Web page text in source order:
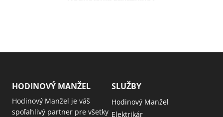
HODINOVÝ MANŽEL
Hodinový Manžel je váš
spoľahlivý partner pre všetky
SLUŽBY
Hodinový Manžel
Elektrikár